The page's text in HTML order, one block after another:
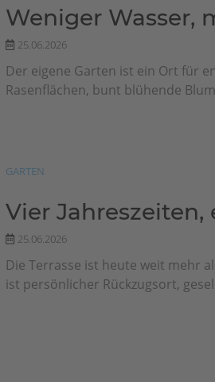
Weniger Wasser,
25.06.2026
Der eigene Garten ist ein Ort für
Rasenflächen, bunt blühende
GARTEN
Vier
25.06.2026
Die Terrasse ist heute weit mehr
ist persönlicher Rückzugsort,